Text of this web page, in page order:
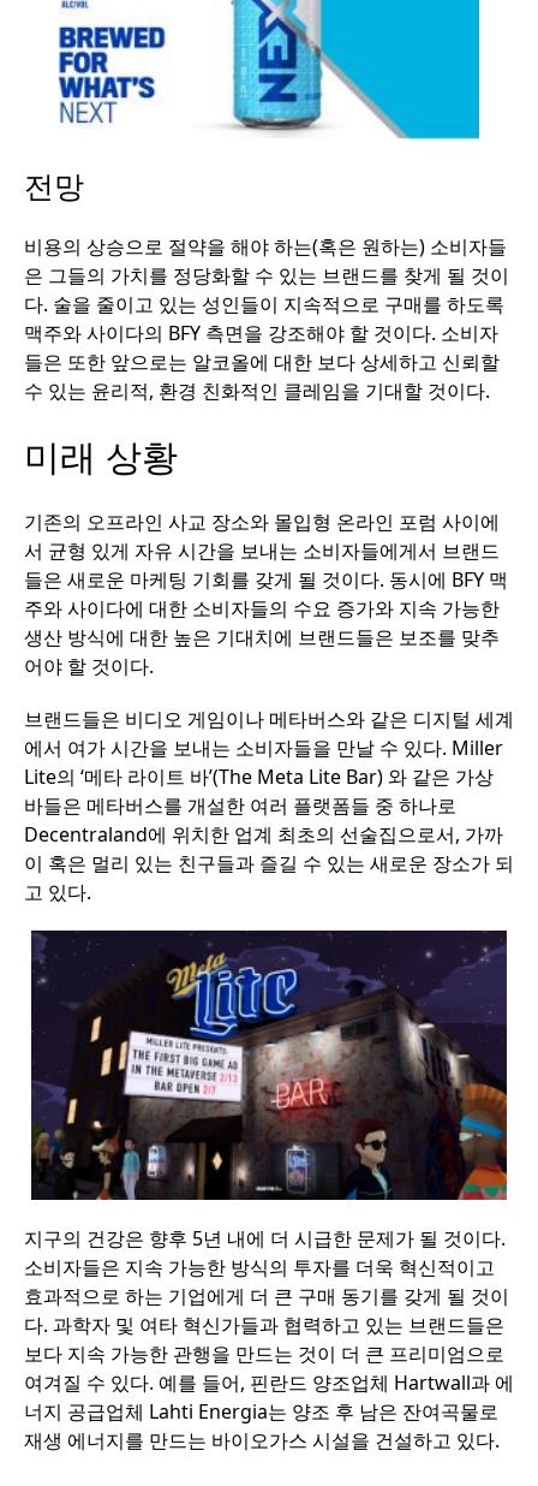
전망
비용의 상승으로 절약을 해야 하는(혹은 원하는) 소비자들
은 그들의 가치를 정당화할 수 있는 브랜드를 찾게 될 것이
다. 술을 줄이고 있는 성인들이 지속적으로 구매를 하도록
맥주와 사이다의 BFY 측면을 강조해야 할 것이다. 소비자
들은 또한 앞으로는 알코올에 대한 보다 상세하고 신뢰할
수 있는 윤리적, 환경 친화적인 클레임을 기대할 것이다.
미래 상황
기존의 오프라인 사교 장소와 몰입형 온라인 포럼 사이에
서 균형 있게 자유 시간을 보내는 소비자들에게서 브랜드
들은 새로운 마케팅 기회를 갖게 될 것이다. 동시에 BFY 맥
주와 사이다에 대한 소비자들의 수요 증가와 지속 가능한
생산 방식에 대한 높은 기대치에 브랜드들은 보조를 맞추
어야 할 것이다.
브랜드들은 비디오 게임이나 메타버스와 같은 디지털 세계
에서 여가 시간을 보내는 소비자들을 만날 수 있다. Miller
Lite의 ‘메타 라이트 바’(The Meta Lite Bar) 와 같은 가상
바들은 메타버스를 개설한 여러 플랫폼들 중 하나로
Decentraland에 위치한 업계 최초의 선술집으로서, 가까
이 혹은 멀리 있는 친구들과 즐길 수 있는 새로운 장소가 되
고 있다.
지구의 건강은 향후 5년 내에 더 시급한 문제가 될 것이다.
소비자들은 지속 가능한 방식의 투자를 더욱 혁신적이고
효과적으로 하는 기업에게 더 큰 구매 동기를 갖게 될 것이
다. 과학자 및 여타 혁신가들과 협력하고 있는 브랜드들은
보다 지속 가능한 관행을 만드는 것이 더 큰 프리미엄으로
여겨질 수 있다. 예를 들어, 핀란드 양조업체 Hartwall과 에
너지 공급업체 Lahti Energia는 양조 후 남은 잔여곡물로
재생 에너지를 만드는 바이오가스 시설을 건설하고 있다.